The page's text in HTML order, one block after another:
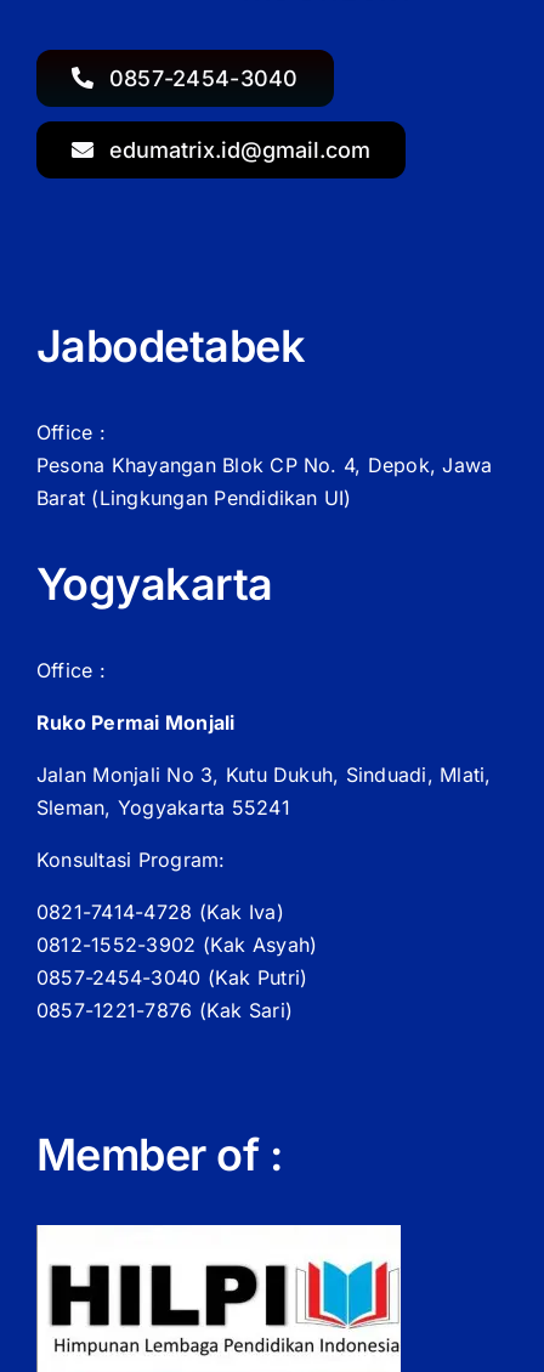
0857-2454-3040
edumatrix.id@gmail.com
Jabodetabek
Office :
Pesona Khayangan Blok CP No. 4, Depok, Jawa
Barat (Lingkungan Pendidikan UI)
Yogyakarta
Office :
Ruko Permai Monjali
Jalan Monjali No 3, Kutu Dukuh, Sinduadi, Mlati,
Sleman, Yogyakarta 55241
Konsultasi Program:
0821-7414-4728 (Kak Iva)
0812-1552-3902 (Kak Asyah)
0857-2454-3040 (Kak Putri)
0857-1221-7876 (Kak Sari)
Member of :